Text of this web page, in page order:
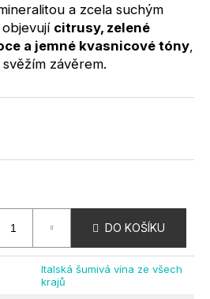
a zcela suchým
citrusy, zelené
a jemné kvasnicové tóny
závěrem.
DO KOŠÍKU
Italská šumivá vína ze všech
krajů